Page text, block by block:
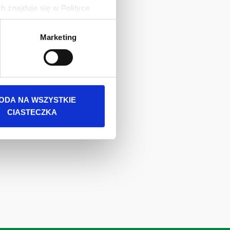
znajduje się w Polityce
osobowych jest
Więcej informacji o
Marketing
NA WSZYSTKIE
CIASTECZKA